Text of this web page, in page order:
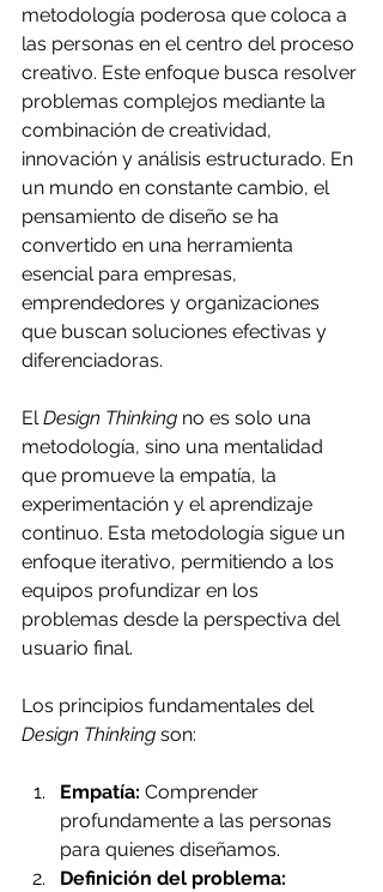
metodología poderosa que coloca a
las personas en el centro del proceso
creativo. Este enfoque busca resolver
problemas complejos mediante la
combinación de creatividad,
innovación y análisis estructurado. En
un mundo en constante cambio, el
pensamiento de diseño se ha
convertido en una herramienta
esencial para empresas,
emprendedores y organizaciones
que buscan soluciones efectivas y
diferenciadoras.
El Design Thinking no es solo una
metodología, sino una mentalidad
que promueve la empatía, la
experimentación y el aprendizaje
continuo. Esta metodología sigue un
enfoque iterativo, permitiendo a los
equipos profundizar en los
problemas desde la perspectiva del
usuario final.
Los principios fundamentales del
Design Thinking son:
Empatía: Comprender
profundamente a las personas
para quienes diseñamos.
Definición del problema: